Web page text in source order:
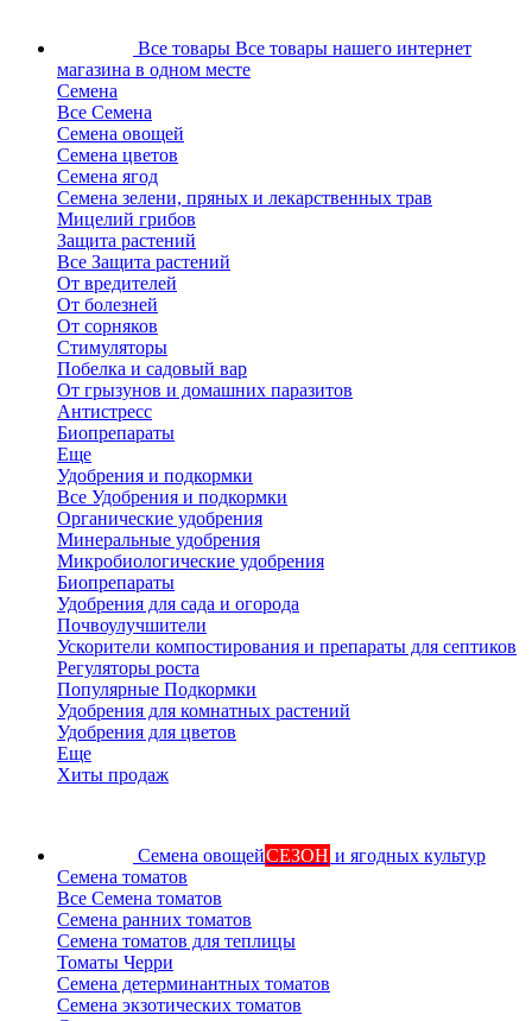
Все товары Все товары нашего интернет
магазина в одном месте
Семена
Все Семена
Семена овощей
Семена цветов
Семена ягод
Семена зелени, пряных и лекарственных трав
Мицелий грибов
Защита растений
Все Защита растений
От вредителей
От болезней
От сорняков
Стимуляторы
Побелка и садовый вар
От грызунов и домашних паразитов
Антистресс
Биопрепараты
Еще
Удобрения и подкормки
Все Удобрения и подкормки
Органические удобрения
Минеральные удобрения
Микробиологические удобрения
Биопрепараты
Удобрения для сада и огорода
Почвоулучшители
Ускорители компостирования и препараты для септиков
Регуляторы роста
Популярные Подкормки
Удобрения для комнатных растений
Удобрения для цветов
Еще
Хиты продаж
Семена овощейСЕЗОН и ягодных культур
Семена томатов
Все Семена томатов
Семена ранних томатов
Семена томатов для теплицы
Томаты Черри
Семена детерминантных томатов
Семена экзотических томатов